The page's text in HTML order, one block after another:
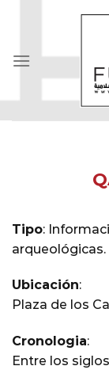
Tipo:
arqueológicas.
Ubicación:
Plaza de los
Cronologia:
Entre los